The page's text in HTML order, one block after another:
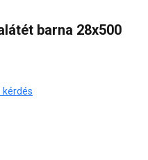
barna 28x500
kérdés